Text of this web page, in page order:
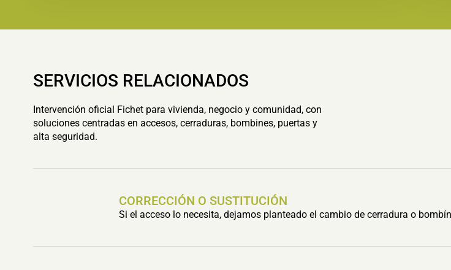
SERVICIOS RELACIONADOS
Intervención oficial Fichet para vivienda, negocio y comunidad, con
soluciones centradas en accesos, cerraduras, bombines, puertas y
alta seguridad.
CORRECCIÓN O SUSTITUCIÓN
Si el acceso lo necesita, dejamos planteado el cambio de cerradura o